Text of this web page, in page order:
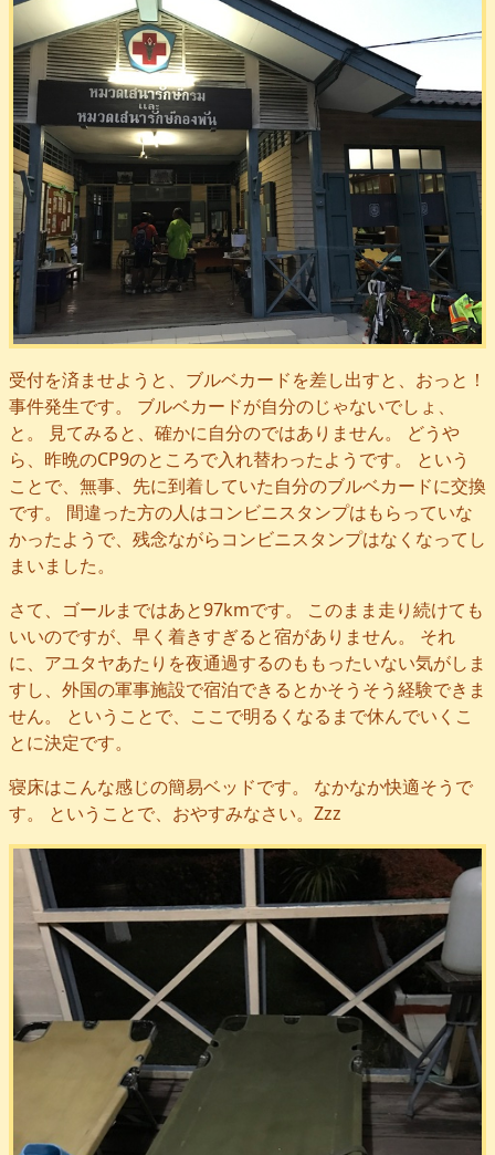
受付を済ませようと、ブルベカードを差し出すと、おっと！
事件発生です。 ブルベカードが自分のじゃないでしょ、
と。 見てみると、確かに自分のではありません。 どうや
ら、昨晩のCP9のところで入れ替わったようです。 という
ことで、無事、先に到着していた自分のブルベカードに交換
です。 間違った方の人はコンビニスタンプはもらっていな
かったようで、残念ながらコンビニスタンプはなくなってし
まいました。
さて、ゴールまではあと97kmです。 このまま走り続けても
いいのですが、早く着きすぎると宿がありません。 それ
に、アユタヤあたりを夜通過するのももったいない気がしま
すし、外国の軍事施設で宿泊できるとかそうそう経験できま
せん。 ということで、ここで明るくなるまで休んでいくこ
とに決定です。
寝床はこんな感じの簡易ベッドです。 なかなか快適そうで
す。 ということで、おやすみなさい。Zzz